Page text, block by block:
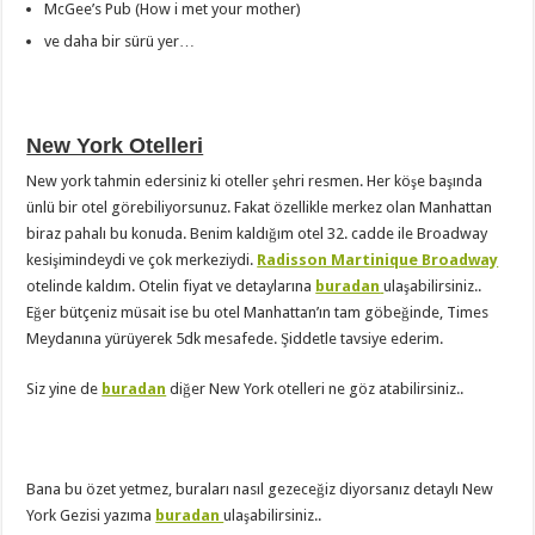
McGee’s Pub (How i met your mother)
ve daha bir sürü yer…
New York Otelleri
New york tahmin edersiniz ki oteller şehri resmen. Her köşe başında
ünlü bir otel görebiliyorsunuz. Fakat özellikle merkez olan Manhattan
biraz pahalı bu konuda. Benim kaldığım otel 32. cadde ile Broadway
kesişimindeydi ve çok merkeziydi. Radisson Martinique Broadway
otelinde kaldım. Otelin fiyat ve detaylarına buradan ulaşabilirsiniz..
Eğer bütçeniz müsait ise bu otel Manhattan’ın tam göbeğinde, Times
Meydanına yürüyerek 5dk mesafede. Şiddetle tavsiye ederim.
Siz yine de buradan diğer New York otelleri ne göz atabilirsiniz..
Bana bu özet yetmez, buraları nasıl gezeceğiz diyorsanız detaylı New
York Gezisi yazıma buradanulaşabilirsiniz..